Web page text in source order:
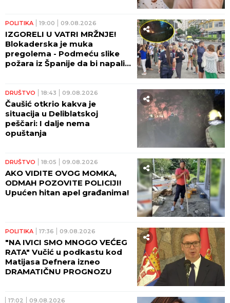
POLITIKA 19:00 09.08.2026
IZGORELI U VATRI MRŽNJE!
Blokaderska je muka
pregolema - Podmeću slike
požara iz Španije da bi napali
DRUŠTVO 18:43 09.08.2026
Čaušić otkrio kakva je
situacija u Deliblatskoj
peščari: I dalje nema
opuštanja
DRUŠTVO 18:05 09.08.2026
AKO VIDITE OVOG MOMKA,
ODMAH POZOVITE POLICIJI!
Upućen hitan apel građanima!
POLITIKA 17:36 09.08.2026
"NA IVICI SMO MNOGO VEĆEG
RATA" Vučić u podkastu kod
Matijasa Defnera izneo
DRAMATIČNU PROGNOZU
17:02 09.08.2026